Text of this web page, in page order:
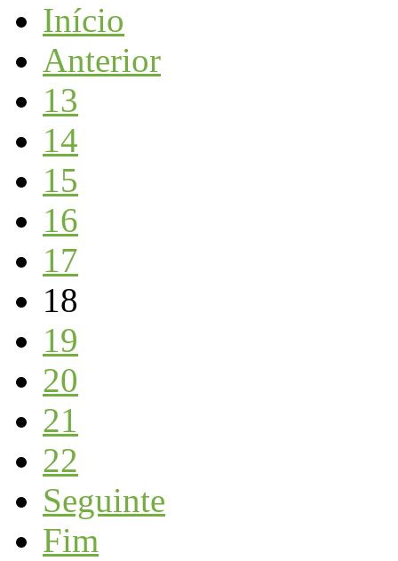
Início
Anterior
13
14
15
16
17
18
19
20
21
22
Seguinte
Fim